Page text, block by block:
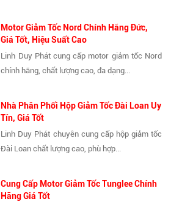
Motor Giảm Tốc Nord Chính Hãng Đức,
Giá Tốt, Hiệu Suất Cao
Linh Duy Phát cung cấp motor giảm tốc Nord
chính hãng, chất lượng cao, đa dạng...
Nhà Phân Phối Hộp Giảm Tốc Đài Loan Uy
Tín, Giá Tốt
Linh Duy Phát chuyên cung cấp hộp giảm tốc
Đài Loan chất lượng cao, phù hợp...
Cung Cấp Motor Giảm Tốc Tunglee Chính
Hãng Giá Tốt